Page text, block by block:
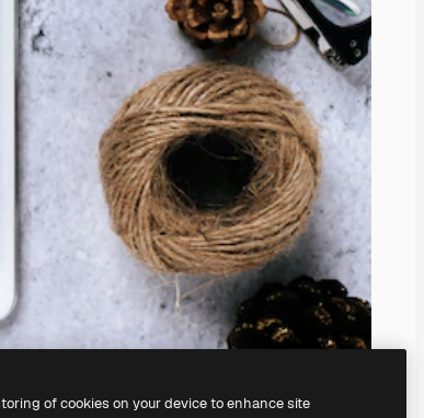
of cookies on your device to enhance site